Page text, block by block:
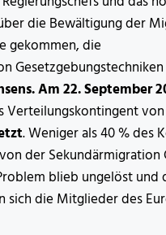
die Bewältigung der
gekommen, die
Am 22. September
Verteilungskontingent von
. Weniger als 40 % des
der Sekundärmigration
blieb ungelöst und
die Mitglieder des